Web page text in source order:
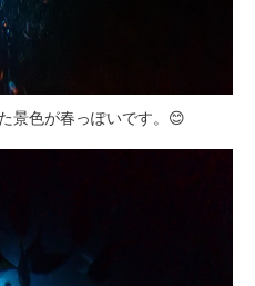
景色が春っぽいです。😊